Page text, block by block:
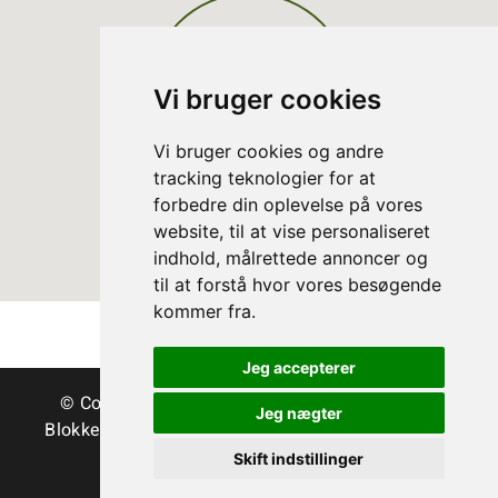
Vi bruger cookies
Vi bruger cookies og andre
tracking teknologier for at
forbedre din oplevelse på vores
website, til at vise personaliseret
indhold, målrettede annoncer og
til at forstå hvor vores besøgende
kommer fra.
Jeg accepterer
Jeg nægter
Skift indstillinger
© Copyright Danske Juletræer - Træer & grønt
Blokken 15 | DK-3460 Birkerød | Tlf.:45 35 24 12|
info@christmastree.dk